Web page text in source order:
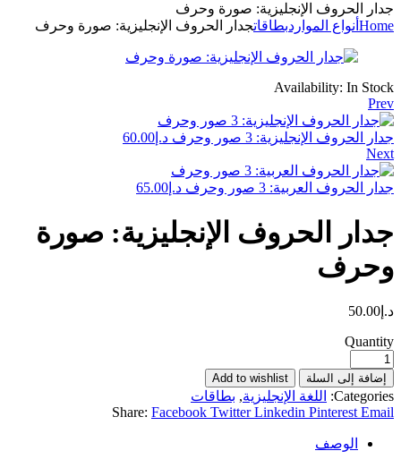
جدار الحروف الإنجليزية: صورة وحرف
Home أنواع المواردبطاقاتجدار الحروف الإنجليزية: صورة وحرف
Availability: In Stock
Prev
جدار الحروف الإنجليزية: 3 صور وحرف د.إ 60.00
Next
جدار الحروف العربية: 3 صور وحرف د.إ 65.00
جدار الحروف الإنجليزية: صورة
وحرف
د.إ 50.00
Quantity
إضافة إلى السلة Add to wishlist
Categories: اللغة الإنجليزية, بطاقات
Share: Facebook Twitter Linkedin Pinterest Email
الوصف